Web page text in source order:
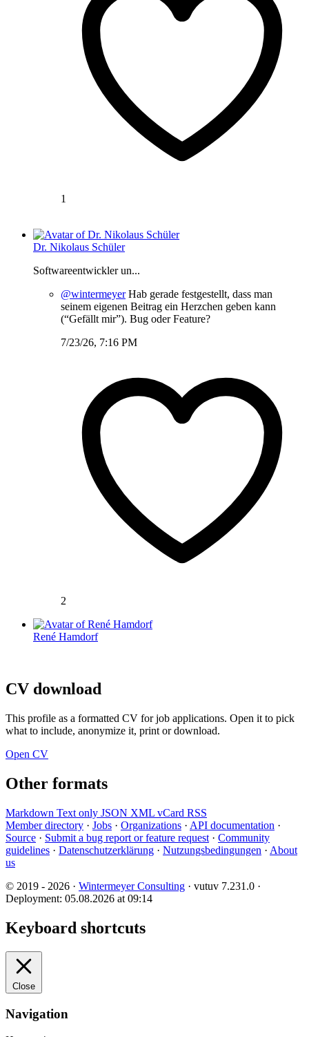
1
Dr. Nikolaus Schüler
Softwareentwickler un...
@wintermeyerHab gerade festgestellt, dass man
seinem eigenen Beitrag ein Herzchen geben kann
(“Gefällt mir”). Bug oder Feature?
7/23/26, 7:16 PM
2
René Hamdorf
CV download
This profile as a formatted CV for job applications. Open it to pick
what to include, anonymize it, print or download.
Open CV
Other formats
Markdown Text only JSON XML vCard RSS
Member directory · Jobs · Organizations · API documentation ·
Source · Submit a bug report or feature request · Community
guidelines · Datenschutzerklärung · Nutzungsbedingungen · About
us
© 2019 - 2026 · Wintermeyer Consulting · vutuv 7.231.0 ·
Deployment: 05.08.2026 at 09:14
Keyboard shortcuts
Close
Navigation